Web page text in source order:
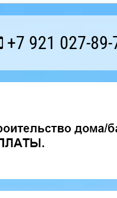
+7 921 027-89-